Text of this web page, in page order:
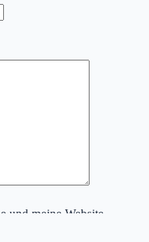
und meine Website